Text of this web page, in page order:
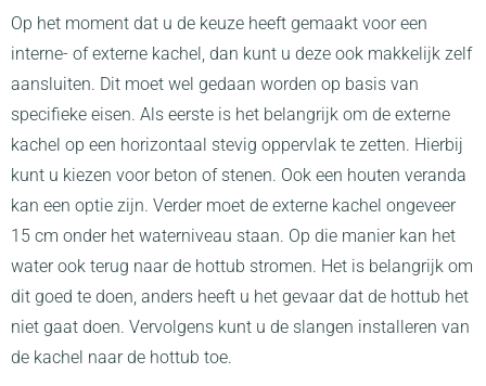
Op het moment dat u de keuze heeft gemaakt voor een
interne- of externe kachel, dan kunt u deze ook makkelijk zelf
aansluiten. Dit moet wel gedaan worden op basis van
specifieke eisen. Als eerste is het belangrijk om de externe
kachel op een horizontaal stevig oppervlak te zetten. Hierbij
kunt u kiezen voor beton of stenen. Ook een houten veranda
kan een optie zijn. Verder moet de externe kachel ongeveer
15 cm onder het waterniveau staan. Op die manier kan het
water ook terug naar de hottub stromen. Het is belangrijk om
dit goed te doen, anders heeft u het gevaar dat de hottub het
niet gaat doen. Vervolgens kunt u de slangen installeren van
de kachel naar de hottub toe.